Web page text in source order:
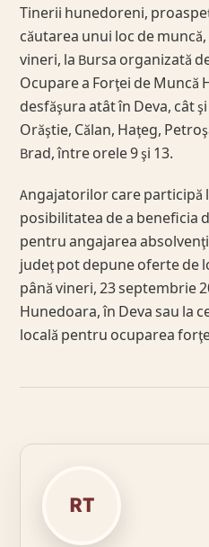
Tinerii hunedoreni,
căutarea unui loc de
vineri, la Bursa organizată
Ocupare a Forţei de Muncă
desfăşura atât în Deva, cât
Orăştie, Călan, Haţeg,
Brad, între orele 9 şi 13.
Angajatorilor care participă
posibilitatea de a beneficia
pentru angajarea
judeţ pot depune oferte de
până vineri, 23 septembrie
Hunedoara, în Deva sau la
locală pentru ocuparea
RT